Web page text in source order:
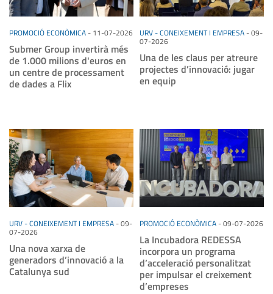
PROMOCIÓ ECONÒMICA- 11-07-2026
Submer Group invertirà més
de 1.000 milions d'euros en
un centre de processament
de dades a Flix
URV - CONEIXEMENT I EMPRESA-09-
07-2026
Una de les claus per atreure
projectes d’innovació: jugar
en equip
URV - CONEIXEMENT I EMPRESA-09-
07-2026
Una nova xarxa de
generadors d’innovació a la
Catalunya sud
PROMOCIÓ ECONÒMICA-09-07-2026
La Incubadora REDESSA
incorpora un programa
d’acceleració personalitzat
per impulsar el creixement
d’empreses